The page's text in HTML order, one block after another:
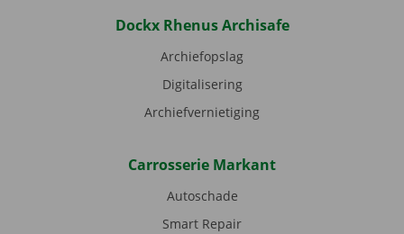
Dockx Rhenus Archisafe
Archiefopslag
Digitalisering
Archiefvernietiging
Carrosserie Markant
Autoschade
Smart Repair